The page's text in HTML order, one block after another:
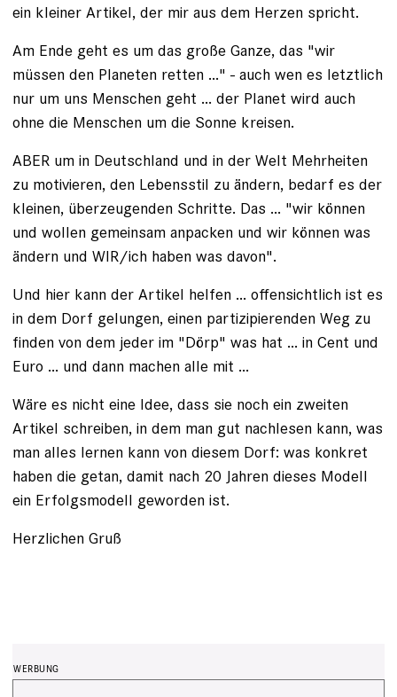
ein kleiner Artikel, der mir aus dem Herzen spricht.
Am Ende geht es um das große Ganze, das "wir
müssen den Planeten retten ..." - auch wen es letztlich
nur um uns Menschen geht ... der Planet wird auch
ohne die Menschen um die Sonne kreisen.
ABER um in Deutschland und in der Welt Mehrheiten
zu motivieren, den Lebensstil zu ändern, bedarf es der
kleinen, überzeugenden Schritte. Das ... "wir können
und wollen gemeinsam anpacken und wir können was
ändern und WIR/ich haben was davon".
Und hier kann der Artikel helfen ... offensichtlich ist es
in dem Dorf gelungen, einen partizipierenden Weg zu
finden von dem jeder im "Dörp" was hat ... in Cent und
Euro ... und dann machen alle mit ...
Wäre es nicht eine Idee, dass sie noch ein zweiten
Artikel schreiben, in dem man gut nachlesen kann, was
man alles lernen kann von diesem Dorf: was konkret
haben die getan, damit nach 20 Jahren dieses Modell
ein Erfolgsmodell geworden ist.
Herzlichen Gruß